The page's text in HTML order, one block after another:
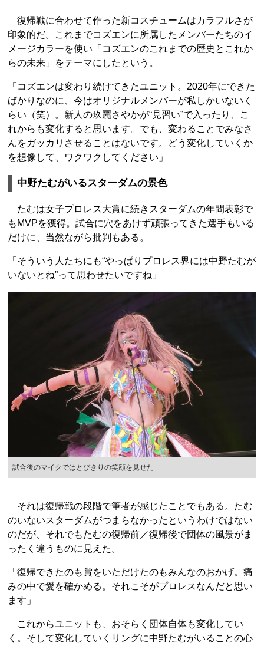
復帰戦に合わせて作った新コスチュームはカラフルさが
印象的だ。これまでコズエンに所属したメンバーたちのイ
メージカラーを使い「コズエンのこれまでの歴史とこれか
らの未来」をテーマにしたという。
「コズエンは変わり続けてきたユニット。2020年にできた
ばかりなのに、今はオリジナルメンバーが私しかいないく
らい（笑）。新人の玖麗さやかが“見習い”で入ったり、こ
れからも変化すると思います。でも、変わることでみなさ
んをガッカリさせることはないです。どう変化していくか
を想像して、ワクワクしてください」
中野たむがいるスターダムの景色
たむは女子プロレス大賞に続きスターダムの年間表彰で
もMVPを獲得。試合に穴をあけず頑張ってきた選手もいる
だけに、当然ながら批判もある。
「そういう人たちにも“やっぱりプロレス界には中野たむが
いないとね”って思わせたいですね」
試合後のマイクではとびきりの笑顔を見せた
それは復帰戦の段階で筆者が感じたことでもある。たむ
のいないスターダムがつまらなかったというわけではない
のだが、それでもたむの復帰前／復帰後で団体の風景がま
ったく違うものに見えた。
「復帰できたのも賞をいただけたのもみんなのおかげ。痛
みの中で愛を確かめる。それこそがプロレスなんだと思い
ます」
これからユニットも、おそらく団体自体も変化してい
く。そして変化していくリングに中野たむがいることの心